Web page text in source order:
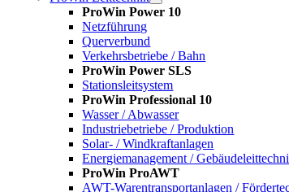
ProWin Power 10
Netzführung
Querverbund
Verkehrsbetriebe / Bahn
ProWin Power SLS
Stationsleitsystem
ProWin Professional 10
Wasser / Abwasser
Industriebetriebe / Produktion
Solar- / Windkraftanlagen
Energiemanagement /
ProWin ProAWT
AWT-Warentransportanlagen /